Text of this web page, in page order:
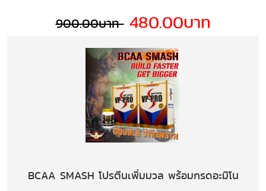
900.00บาท 480.00บาท
BCAA SMASH โปรตีนเพิ่มมวล พร้อมกรดอะมิโน